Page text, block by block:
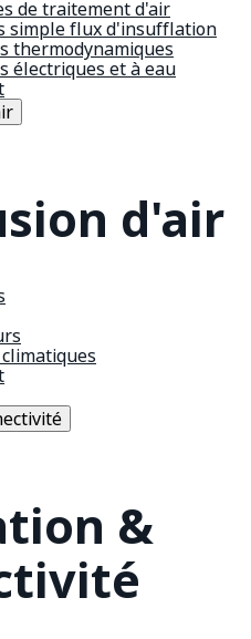
de traitement d'air
simple flux d'insufflation
thermodynamiques
électriques et à eau
d'air
&